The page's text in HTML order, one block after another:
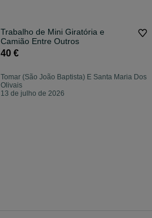
Trabalho de Mini Giratória e
Camião Entre Outros
40 €
Tomar (São João Baptista) E Santa Maria Dos
Olivais
13 de julho de 2026